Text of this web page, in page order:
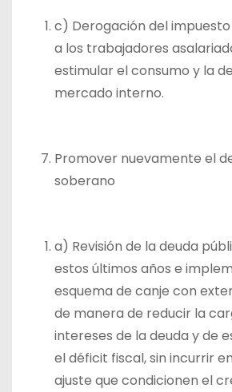
c) Derogación del
a los trabajadores
estimular el consumo y la
mercado interno.
Promover nuevamente el
soberano
a) Revisión de la deuda
estos últimos años e
esquema de canje con
de manera de reducir la
intereses de la deuda y de
el déficit fiscal, sin incurrir
ajuste que condicionen el